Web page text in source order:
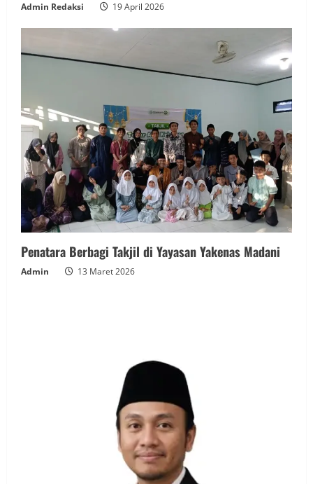
Admin Redaksi 19 April 2026
Penatara Berbagi Takjil di Yayasan Yakenas Madani
Admin 13 Maret 2026